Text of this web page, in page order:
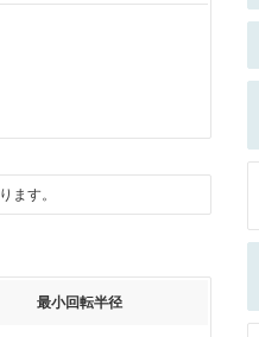
ます。
最小回転半径